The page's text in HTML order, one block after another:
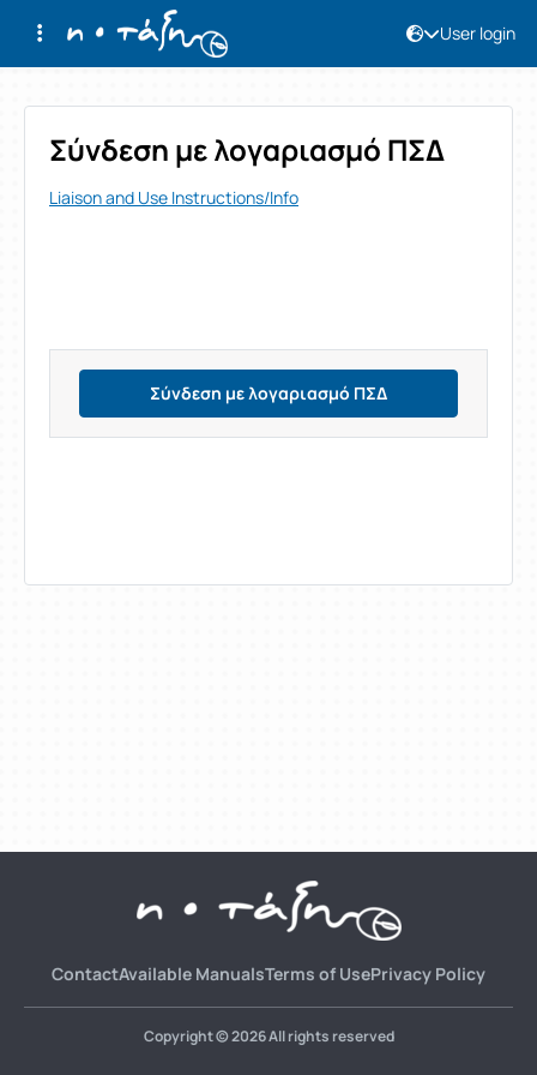
User login
User login
Σύνδεση με λογαριασμό ΠΣΔ
Liaison and Use Instructions/Info
Σύνδεση με λογαριασμό ΠΣΔ
ContactAvailable ManualsTerms of UsePrivacy Policy
Copyright © 2026 All rights reserved